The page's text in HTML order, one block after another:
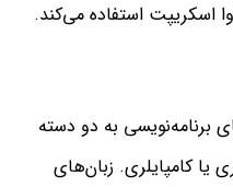
اسکریپت استفاده می‌کند.
برنامه‌نویسی به دو دسته
کامپایلری. زبان‌های